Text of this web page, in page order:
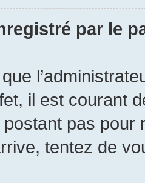
par le
il est courant
pas pour
tentez de